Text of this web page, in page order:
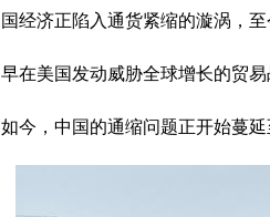
国经济正陷入通货紧缩的漩涡，至
早在美国发动威胁全球增长的贸易
如今，中国的通缩问题正开始蔓延